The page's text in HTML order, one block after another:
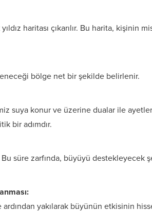
haritası çıkarılır. Bu harita, kişinin
bölge net bir şekilde belirlenir.
suya konur ve üzerine dualar ile
bir adımdır.
süre zarfında, büyüyü destekleyecek
ardından yakılarak büyünün etkisinin